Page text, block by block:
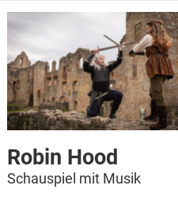
Robin Hood
Schauspiel mit Musik